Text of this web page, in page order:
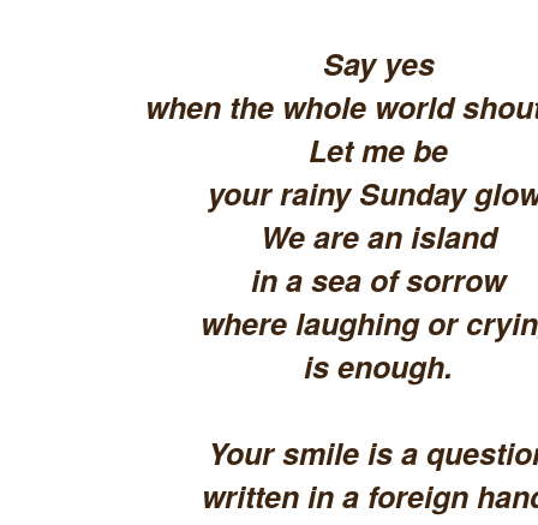
Say yes
when the whole world
Let me be
your rainy Sunday
We are an island
in a sea of sorrow
where laughing or
is enough.
Your smile is a
written in a foreign